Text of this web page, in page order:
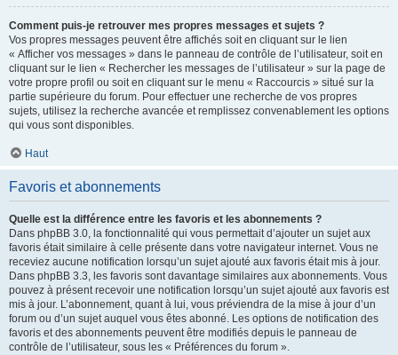
Comment puis-je retrouver mes propres messages et sujets ?
Vos propres messages peuvent être affichés soit en cliquant sur le lien
« Afficher vos messages » dans le panneau de contrôle de l’utilisateur, soit en
cliquant sur le lien « Rechercher les messages de l’utilisateur » sur la page de
votre propre profil ou soit en cliquant sur le menu « Raccourcis » situé sur la
partie supérieure du forum. Pour effectuer une recherche de vos propres
sujets, utilisez la recherche avancée et remplissez convenablement les options
qui vous sont disponibles.
Haut
Favoris et abonnements
Quelle est la différence entre les favoris et les abonnements ?
Dans phpBB 3.0, la fonctionnalité qui vous permettait d’ajouter un sujet aux
favoris était similaire à celle présente dans votre navigateur internet. Vous ne
receviez aucune notification lorsqu’un sujet ajouté aux favoris était mis à jour.
Dans phpBB 3.3, les favoris sont davantage similaires aux abonnements. Vous
pouvez à présent recevoir une notification lorsqu’un sujet ajouté aux favoris est
mis à jour. L’abonnement, quant à lui, vous préviendra de la mise à jour d’un
forum ou d’un sujet auquel vous êtes abonné. Les options de notification des
favoris et des abonnements peuvent être modifiés depuis le panneau de
contrôle de l’utilisateur, sous les « Préférences du forum ».